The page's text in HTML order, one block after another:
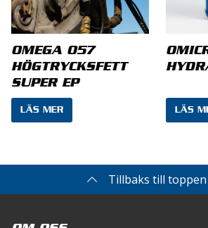
Spara mitt namn, min e-
webbplats i denna webbläsare till
skriver en kommentar.
OMEGA 057
HÖGTRYCKSFETT
SUPER EP
LÄS MER LÄS
Tillbaks till toppen